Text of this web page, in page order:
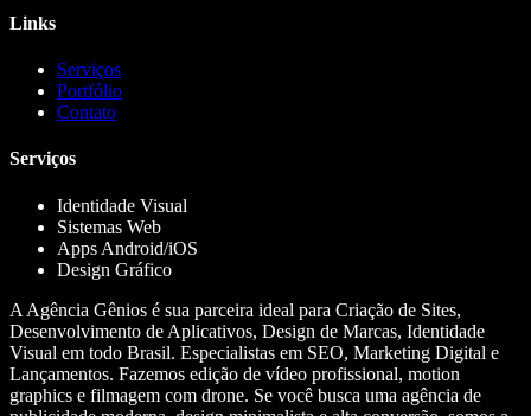
Links
Serviços
Portfólio
Contato
Serviços
Identidade Visual
Sistemas Web
Apps Android/iOS
Design Gráfico
A Agência Gênios é sua parceira ideal para Criação de Sites,
Desenvolvimento de Aplicativos, Design de Marcas, Identidade
Visual em todo Brasil. Especialistas em SEO, Marketing Digital e
Lançamentos. Fazemos edição de vídeo profissional, motion
graphics e filmagem com drone. Se você busca uma agência de